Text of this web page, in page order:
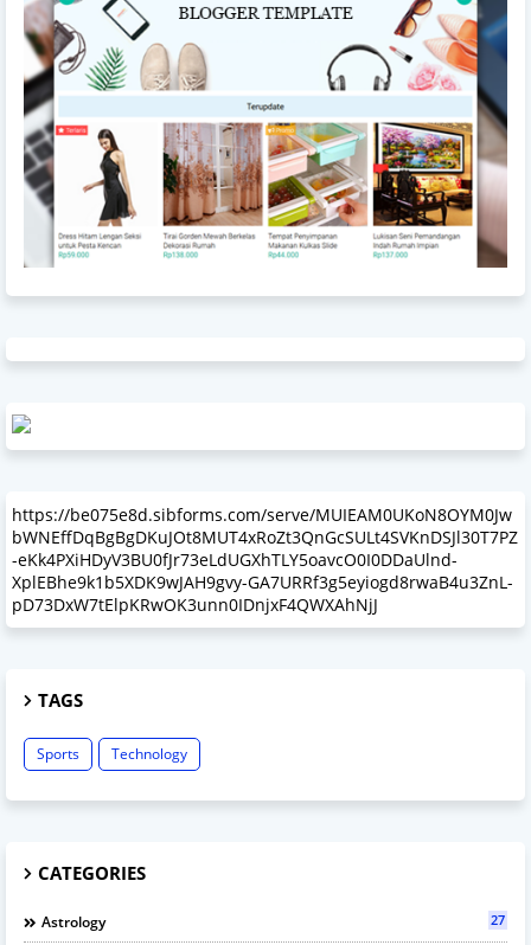
https://be075e8d.sibforms.com/serve/MUIEAM0UKoN8OYM0Jw
bWNEffDqBgBgDKuJOt8MUT4xRoZt3QnGcSULt4SVKnDSJl30T7PZ
-eKk4PXiHDyV3BU0fJr73eLdUGXhTLY5oavcO0I0DDaUlnd-
XplEBhe9k1b5XDK9wJAH9gvy-GA7URRf3g5eyiogd8rwaB4u3ZnL-
pD73DxW7tElpKRwOK3unn0IDnjxF4QWXAhNjJ
TAGS
Sports Technology
CATEGORIES
Astrology 27